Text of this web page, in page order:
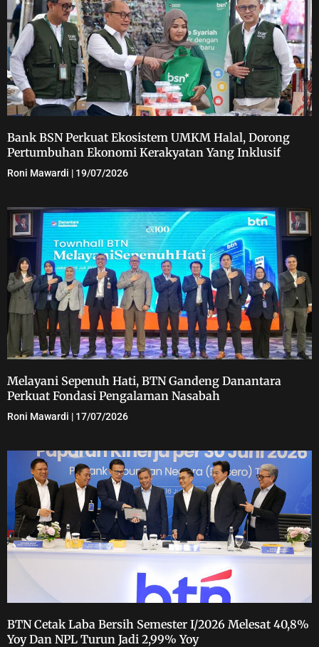
Bank BSN Perkuat Ekosistem UMKM Halal, Dorong
Pertumbuhan Ekonomi Kerakyatan Yang Inklusif
Roni Mawardi 19/07/2026
Melayani Sepenuh Hati, BTN Gandeng Danantara
Perkuat Fondasi Pengalaman Nasabah
Roni Mawardi 17/07/2026
BTN Cetak Laba Bersih Semester I/2026 Melesat 40,8%
Yoy Dan NPL Turun Jadi 2,99% Yoy